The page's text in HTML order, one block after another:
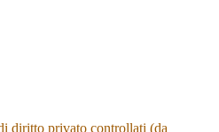
diritto privato controllati (da